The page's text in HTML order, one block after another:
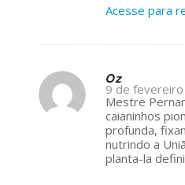
Acesse para
Oz
s
ays:
9 de
Mestre
caianinhos
profunda,
nutrindo a
planta-la